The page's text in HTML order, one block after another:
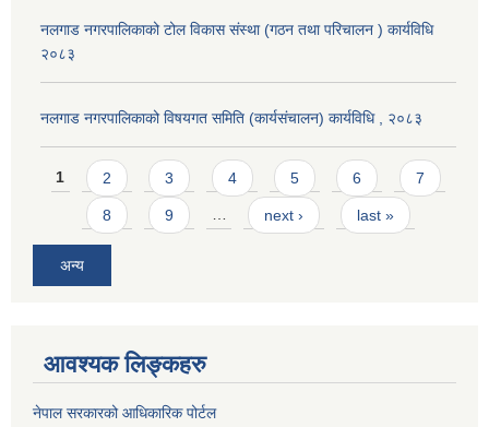
नलगाड नगरपालिकाको टोल विकास संस्था (गठन तथा परिचालन ) कार्यविधि
२०८३
नलगाड नगरपालिकाको विषयगत समिति (कार्यसंचालन) कार्यविधि , २०८३
Pages
1 2 3 4 5 6 7
8 9 … next › last »
अन्य
आवश्यक लिङ्कहरु
नेपाल सरकारको आधिकारिक पोर्टल